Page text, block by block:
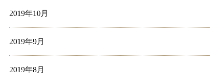
2019年10月
2019年9月
2019年8月